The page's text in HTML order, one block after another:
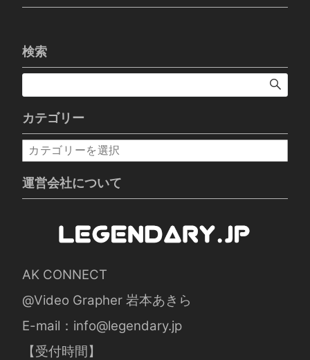
検索
カテゴリー
カ
テ
ゴ
リ
運営会社について
AK CONNECT
@Video Grapher 岩本あきら
E-mail： info@legendary.jp
【受付時間】